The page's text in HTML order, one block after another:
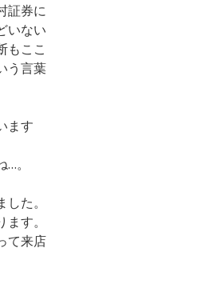
証券に
いない
もここ
う言葉
ます
。
た。
す。
て来店